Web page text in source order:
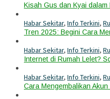
Kisah Gus dan Kyai
Habar Sekitar, Info Terkini,
Tren 2025: Begini Cara
Habar Sekitar, Info Terkini,
Internet di Rumah Lelet?
Habar Sekitar, Info Terkini,
Cara Mengembalikan